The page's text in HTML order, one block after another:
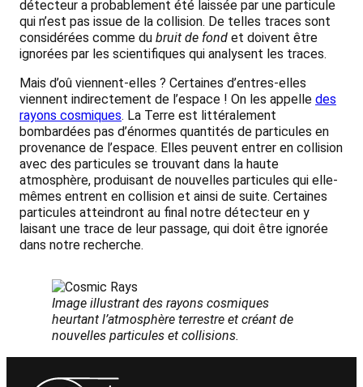
détecteur a probablement été laissée par une particule
qui n’est pas issue de la collision. De telles traces sont
considérées comme du bruit de fond et doivent être
ignorées par les scientifiques qui analysent les traces.
Mais d’oû viennent-elles ? Certaines d’entres-elles
viennent indirectement de l’espace ! On les appelle des
rayons cosmiques. La Terre est littéralement
bombardées pas d’énormes quantités de particules en
provenance de l’espace. Elles peuvent entrer en collision
avec des particules se trouvant dans la haute
atmosphère, produisant de nouvelles particules qui elle-
mêmes entrent en collision et ainsi de suite. Certaines
particules atteindront au final notre détecteur en y
laisant une trace de leur passage, qui doit être ignorée
dans notre recherche.
Image illustrant des rayons cosmiques
heurtant l’atmosphère terrestre et créant de
nouvelles particules et collisions.